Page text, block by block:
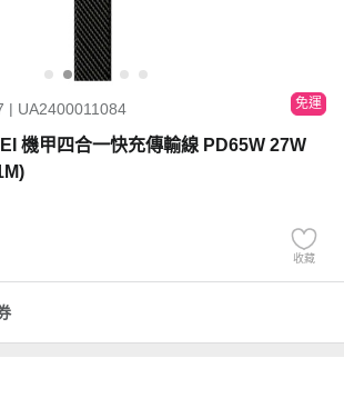
| UA2400011084 免運
機甲四合一快充傳輸線 PD65W 27W
收藏